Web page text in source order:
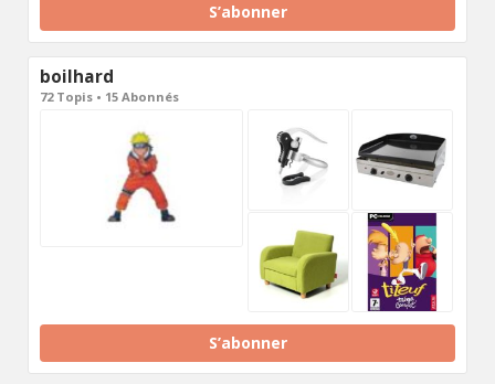
S’abonner
boilhard
72 Topis • 15 Abonnés
S’abonner